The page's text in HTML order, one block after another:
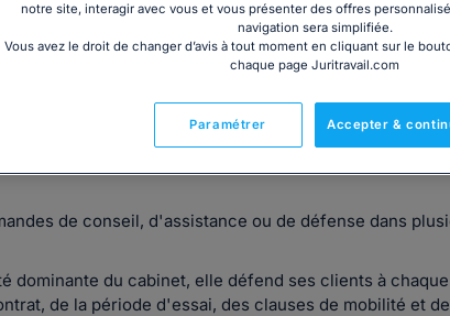
depuis plus de 20 ans. Après avoir collaboré
en conseil et en contentieux, elle a créé sa
de conseil, d'assistance ou de défense dans
dominante du cabinet, elle défend ses clients à
de la période d'essai, des clauses de mobilité et
notre site, interagir avec vous et vous présenter des offres
navigation sera simplifiée.
Vous avez le droit de changer d’avis à tout moment en cliquant sur le
chaque page Juritravail.com
Accepter &
Paramétrer